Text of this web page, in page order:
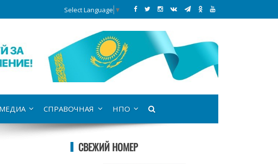
Select Language ▼
СПРАВОЧНАЯ НПО
СВЕЖИЙ НОМЕР